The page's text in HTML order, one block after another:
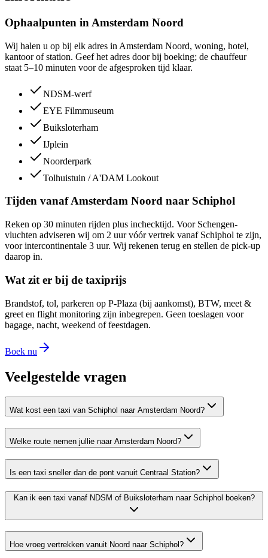
Ophaalpunten in Amsterdam Noord
Wij halen u op bij elk adres in Amsterdam Noord, woning, hotel,
kantoor of station. Geef het adres door bij boeking; de chauffeur
staat 5–10 minuten voor de afgesproken tijd klaar.
NDSM-werf
EYE Filmmuseum
Buiksloterham
IJplein
Noorderpark
Tolhuistuin / A'DAM Lookout
Tijden vanaf Amsterdam Noord naar Schiphol
Reken op 30 minuten rijden plus inchecktijd. Voor Schengen-
vluchten adviseren wij om 2 uur vóór vertrek vanaf Schiphol te zijn,
voor intercontinentale 3 uur. Wij rekenen terug en stellen de pick-up
daarop in.
Wat zit er bij de taxiprijs
Brandstof, tol, parkeren op P-Plaza (bij aankomst), BTW, meet &
greet en flight monitoring zijn inbegrepen. Geen toeslagen voor
bagage, nacht, weekend of feestdagen.
Boek nu
Veelgestelde vragen
Wat kost een taxi van Schiphol naar Amsterdam Noord?
Welke route nemen jullie naar Amsterdam Noord?
Is een taxi sneller dan de pont vanuit Centraal Station?
Kan ik een taxi vanaf NDSM of Buiksloterham naar Schiphol boeken?
Hoe vroeg vertrekken vanuit Noord naar Schiphol?